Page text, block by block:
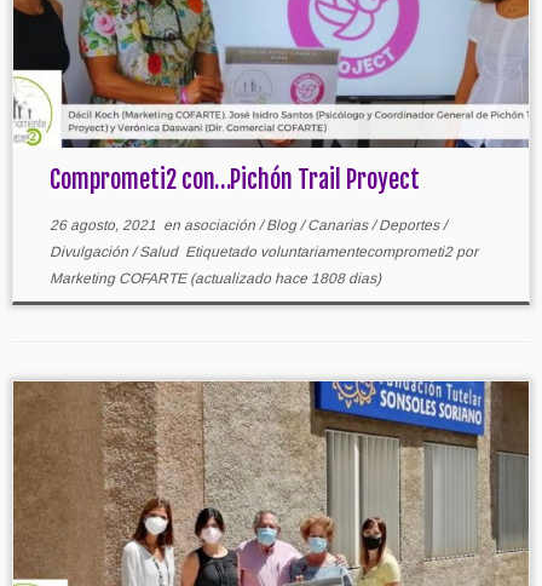
Comprometi2 con…Pichón Trail Proyect
26 agosto, 2021en asociación /Blog/Canarias/Deportes/
Divulgación /Salud Etiquetado voluntariamentecomprometi2 por
Marketing COFARTE(actualizado hace 1808 dias)